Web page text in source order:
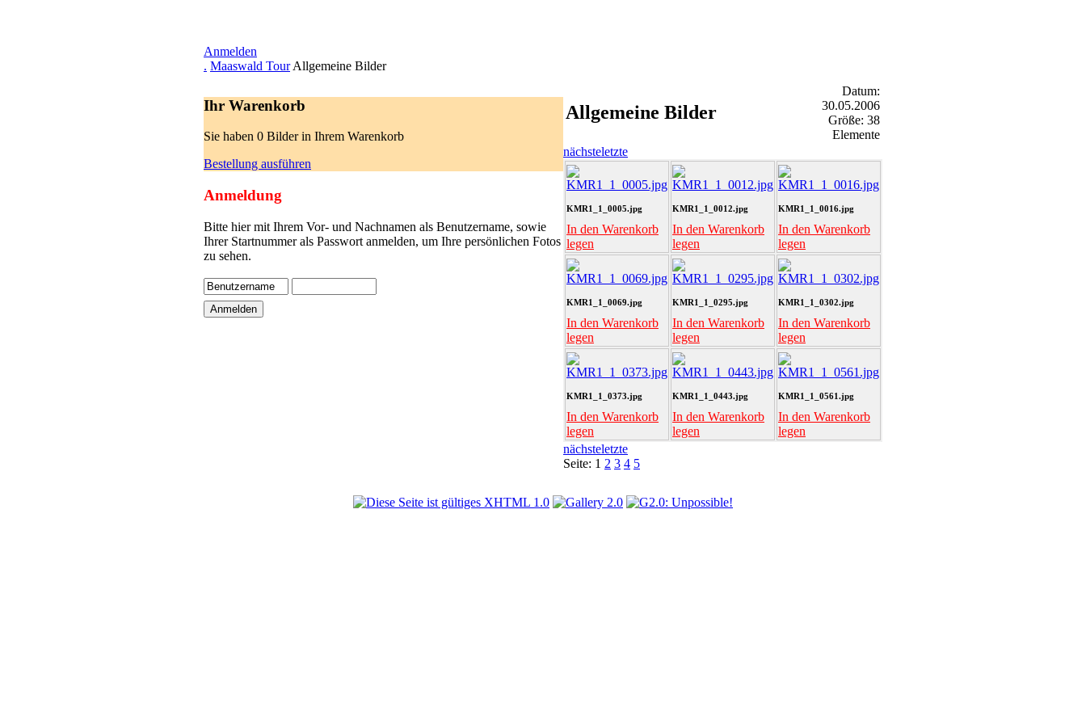
Anmelden
. Maaswald Tour Allgemeine Bilder
Ihr Warenkorb
Sie haben 0 Bilder in Ihrem Warenkorb
Bestellung ausführen
Anmeldung
Bitte hier mit Ihrem Vor- und Nachnamen als Benutzername, sowie
Ihrer Startnummer als Passwort anmelden, um Ihre persönlichen Fotos
zu sehen.
Allgemeine Bilder
Datum:
30.05.2006
Größe: 38
Elemente
nächsteletzte
KMR1_1_0005.jpg
In den Warenkorb
legen
KMR1_1_0012.jpg
In den Warenkorb
legen
KMR1_1_0016.jpg
In den Warenkorb
legen
KMR1_1_0069.jpg
In den Warenkorb
legen
KMR1_1_0295.jpg
In den Warenkorb
legen
KMR1_1_0302.jpg
In den Warenkorb
legen
KMR1_1_0373.jpg
In den Warenkorb
legen
KMR1_1_0443.jpg
In den Warenkorb
legen
KMR1_1_0561.jpg
In den Warenkorb
legen
nächsteletzte
Seite: 1 2 3 4 5